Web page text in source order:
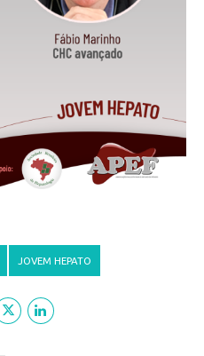
JOVEM HEPATO